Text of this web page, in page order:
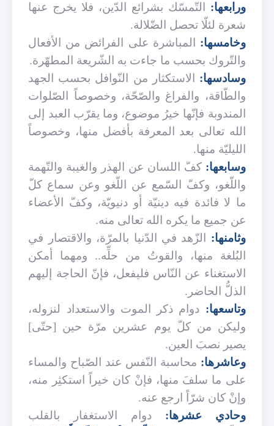
ورابعها:
التّمسّك بشرائع الدّين، فلا يخرج عنها
شعرة لئلّا تحصل الضّلالة.
وخامسها:
المباشرة على الفرائض من الأفعال
والتّروك بحسب ما جاءت به الشّريعة المطهّرة.
وسادسها:
الاستكثار من النّوافل بحسب الجهد
والطّاقة، والفراغ والصّحّة، وخصوصاً الصّلوات
المندوبة فإنّها خيرُ موضوع، وما يقرّب العبد إلى
الله تعالى بعد المعرفة بأفضل منها، وخصوصاً
الليليّة منها.
وسابعها: كفّ اللسان عن الهذر والغيبة والتّهمة
واللّغو، وكفّ السّمع عن اللّغو وعن سماع كلّ
ما لا فائدة فيه دينيّة أو دنيويّة، وكفّ الأعضاء
عن جميع ما يكره الله تعالى منه.
وثامنها:
الزّهد في الدّنيا بالمرّة، والاقتصار في
البُلغة منها، والقوتُ من حلِّه.. ومهما أمكن
الاستغناء عن النّاس فليفعل، فإنّ الحاجة إليهم
الذلُّ الحاضر.
وتاسعها: دوام ذكر الموت والاستعداد لنزوله،
وليكن من كلّ يوم عشرين مرّة حين [حتّى]
يصير نصبَ العين.
وعاشرها: محاسبة النّفس عند الصّباح والمساء
على ما سلفَ منها، فإنْ كان خيراً استكثِر منه،
وإنْ كان شرّاً ارجع عنه.
وحادي عشرها:
دوام الاستغفار بالقلب